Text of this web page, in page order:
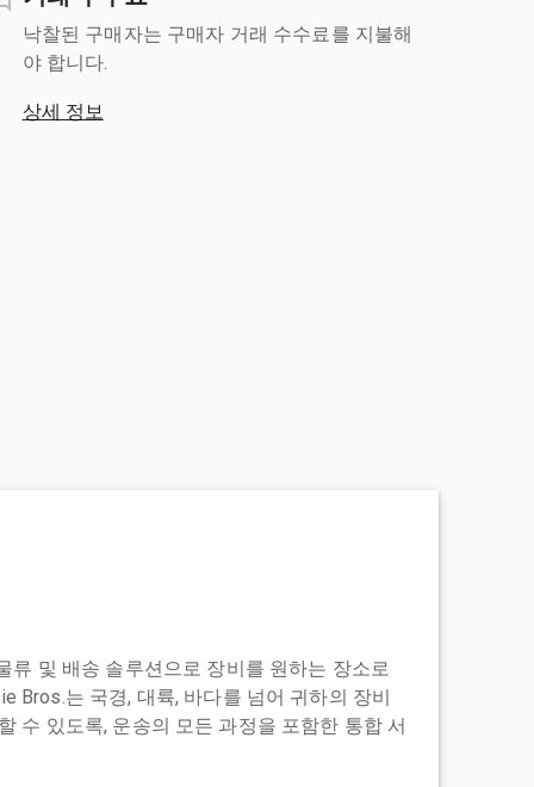
낙찰된 구매자는 구매자 거래 수수료를 지불해
야 합니다.
상세 정보
류 및 배송 솔루션으로 장비를 원하는 장소로
Bros.는 국경, 대륙, 바다를 넘어 귀하의 장비
수 있도록, 운송의 모든 과정을 포함한 통합 서